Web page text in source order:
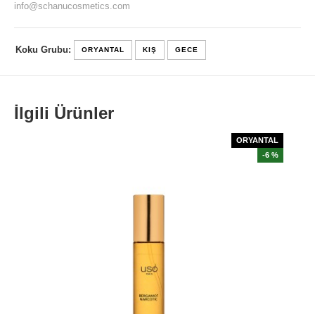
info@schanucosmetics.com
Koku Grubu: ORYANTAL KIŞ GECE
İlgili Ürünler
ORYANTAL
-6 %